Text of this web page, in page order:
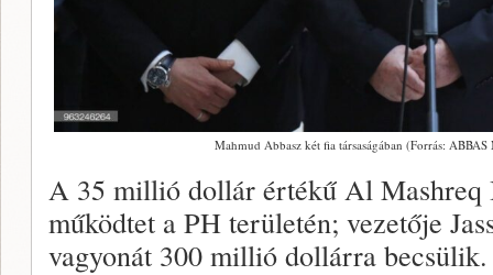
Mahmud Abbasz két fia társaságában (Forrás:
A 35 millió dollár értékű Al Mashreq
működtet a PH területén; vezetője
vagyonát 300 millió dollárra becsülik.